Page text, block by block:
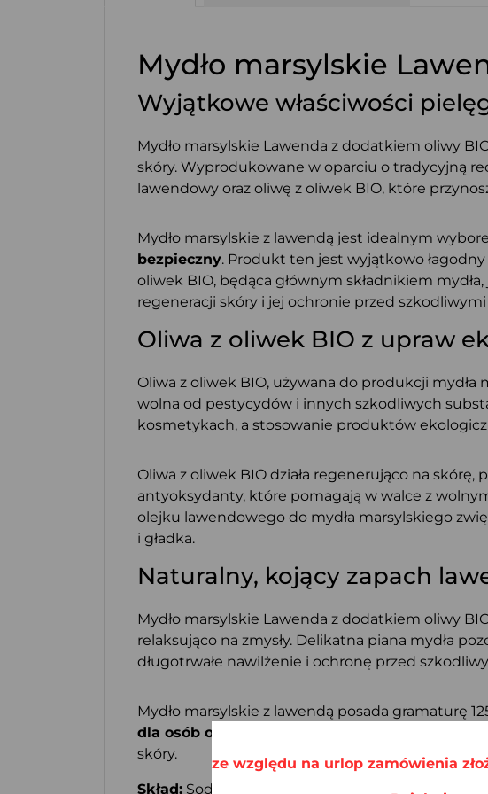
Mydło marsylskie
Wyjątkowe właściwości
Mydło marsylskie Lawenda z dodatkiem oliwy
skóry. Wyprodukowane w oparciu o tradycyjną
lawendowy oraz oliwę z oliwek BIO, które
Mydło marsylskie z lawendą jest idealnym
bezpieczny. Produkt ten jest wyjątkowo
oliwek BIO, będąca głównym składnikiem mydła,
regeneracji skóry i jej ochronie przed
Oliwa z oliwek BIO z upraw
Oliwa z oliwek BIO, używana do produkcji mydła
wolna od pestycydów i innych szkodliwych
kosmetykach, a stosowanie produktów
Oliwa z oliwek BIO działa regenerująco na
antyoksydanty, które pomagają w walce z
olejku lawendowego do mydła marsylskiego
i gładka.
Naturalny, kojący zapach
Mydło marsylskie Lawenda z dodatkiem oliwy
relaksująco na zmysły. Delikatna piana mydła
długotrwałe nawilżenie i ochronę przed
Mydło marsylskie z lawendą posada gramaturę
dla osób o wrażliwej skórze
oraz dla osób
skóry.
Skład: Sodium palmate, Sodium olivate, Aqua,
ze względu na urlop zamówienia